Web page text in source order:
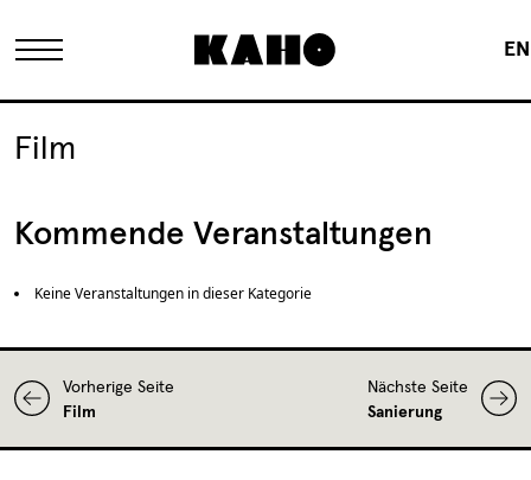
EN
Das KAHO
Historie
Eigentümer
FAQ
Sanierung
Film
Kommende Veranstaltungen
Keine Veranstaltungen in dieser Kategorie
Vorherige Seite
Film
Nächste Seite
Sanierung